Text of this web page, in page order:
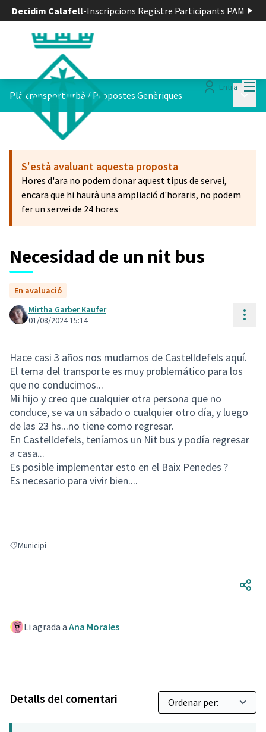
Decidim Calafell-Inscripcions Registre Participants PAM
Entra
Plà transport urbà / Propostes Genèriques
S'està avaluant aquesta proposta
Hores d'ara no podem donar aquest tipus de servei,
encara que hi haurà una ampliació d'horaris, no podem
fer un servei de 24 hores
Necesidad de un nit bus
En avaluació
Mirtha Garber Kaufer
01/08/2024 15:14
Hace casi 3 años nos mudamos de Castelldefels aquí.
El tema del transporte es muy problemático para los
que no conducimos...
Mi hijo y creo que cualquier otra persona que no
conduce, se va un sábado o cualquier otro día, y luego
de las 23 hs...no tiene como regresar.
En Castelldefels, teníamos un Nit bus y podía regresar
a casa...
Es posible implementar esto en el Baix Penedes ?
Es necesario para vivir bien....
Resultats en filtrar per: Municipi
Municipi
Li agrada a Ana Morales
Detalls del comentari